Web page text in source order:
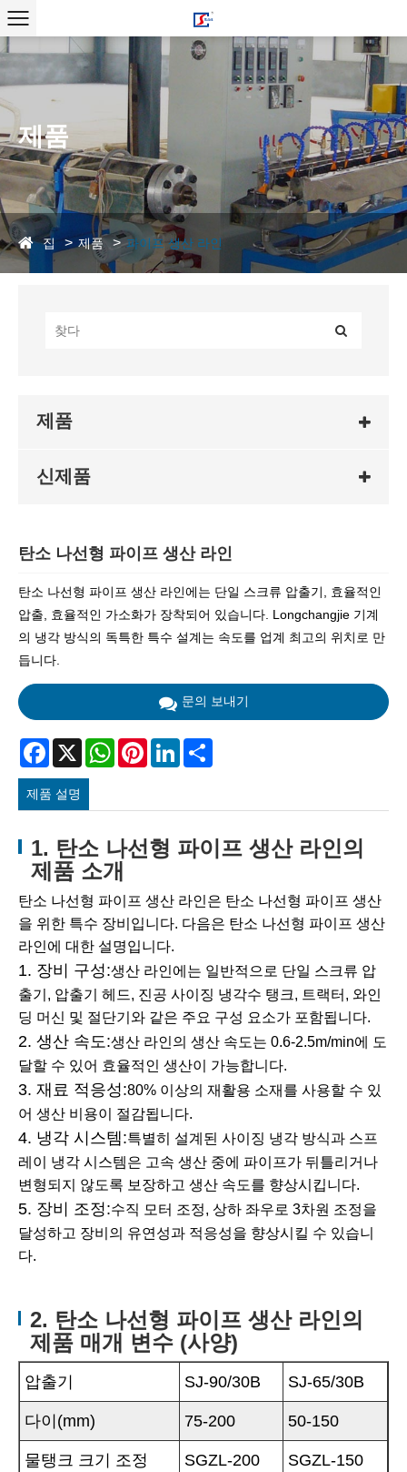
제품
집 제품 파이프 생산 라인
제품
신제품
탄소 나선형 파이프 생산 라인
탄소 나선형 파이프 생산 라인에는 단일 스크류 압출기, 효율적인
압출, 효율적인 가소화가 장착되어 있습니다. Longchangjie 기계
의 냉각 방식의 독특한 특수 설계는 속도를 업계 최고의 위치로 만
듭니다.
문의 보내기
Facebook
X WhatsAppPinterestLinkedIn
제품 설명
1. 탄소 나선형 파이프 생산 라인의
제품 소개
탄소 나선형 파이프 생산 라인은 탄소 나선형 파이프 생산
을 위한 특수 장비입니다. 다음은 탄소 나선형 파이프 생산
라인에 대한 설명입니다.
1. 장비 구성:생산 라인에는 일반적으로 단일 스크류 압
출기, 압출기 헤드, 진공 사이징 냉각수 탱크, 트랙터, 와인
딩 머신 및 절단기와 같은 주요 구성 요소가 포함됩니다.
2. 생산 속도:생산 라인의 생산 속도는 0.6-2.5m/min에 도
달할 수 있어 효율적인 생산이 가능합니다.
3. 재료 적응성:80% 이상의 재활용 소재를 사용할 수 있
어 생산 비용이 절감됩니다.
4. 냉각 시스템:특별히 설계된 사이징 냉각 방식과 스프
레이 냉각 시스템은 고속 생산 중에 파이프가 뒤틀리거나
변형되지 않도록 보장하고 생산 속도를 향상시킵니다.
5. 장비 조정:수직 모터 조정, 상하 좌우로 3차원 조정을
달성하고 장비의 유연성과 적응성을 향상시킬 수 있습니
다.
2. 탄소 나선형 파이프 생산 라인의
제품 매개 변수 (사양)
압출기 SJ-90/30B SJ-65/30B
다이(mm) 75-200 50-150
물탱크 크기 조정 SGZL-200 SGZL-150